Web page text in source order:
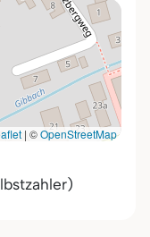
| ©OpenStreetMap